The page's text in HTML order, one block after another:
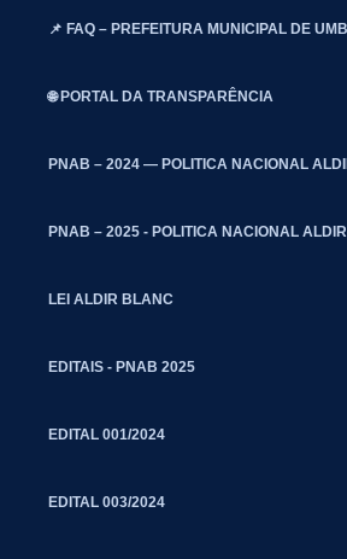
📌 FAQ – PREFEITURA MUNICIPAL DE
🌐 PORTAL DA TRANSPARÊNCIA
PNAB – 2024 — POLITICA NACIONAL
PNAB – 2025 - POLITICA NACIONAL
LEI ALDIR BLANC
EDITAIS - PNAB 2025
EDITAL 001/2024
EDITAL 003/2024